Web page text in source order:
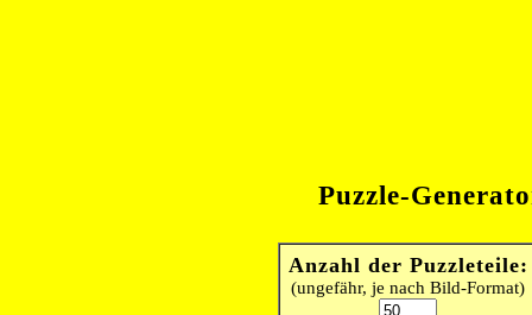
Puzzle-
Anzahl der Puzzleteile:
(ungefähr, je nach Bild-Format)